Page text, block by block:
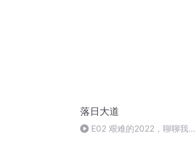
落日大道
E02 艰难的2022，聊聊我是